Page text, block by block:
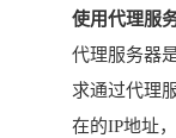
使用代理服
代理服务器
求通过代理
在的IP地址